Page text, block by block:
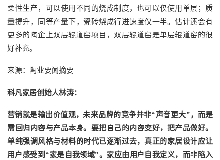
柔性生产，可以使用不同的烧成制度，也可以仅使用单层；质
量提升，同等产量下，瓷砖烧成行进速度仅一半。估计还会有
更多的陶企上双层辊道窑项目，双层辊道窑是单层辊道窑的很
好补充。
来源：陶业要闻摘要
科凡家居创始人林涛：
营销就是输出价值观，未来品牌的竞争并非“声音更大”，而是
需回归内容与产品本身。要把自己的内容变好，把产品做好。
单纯强调风格与材料的时代已逐渐过去，真正的家居设计应让
用户感受到“家是自我领域”。家应由用户自我定义，而非陷入